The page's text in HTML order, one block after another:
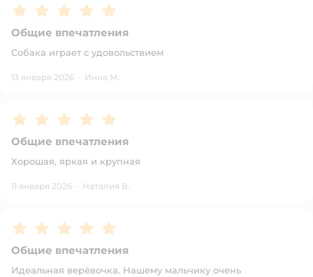
Рейтинг:5
Общие впечатления
Собака играет с удовольствием
13 января 2026 · Инна М.
Рейтинг:5
Общие впечатления
Хорошая, яркая и крупная
11 января 2026 · Наталия В.
Рейтинг:5
Общие впечатления
Идеальная верёвочка. Нашему мальчику очень